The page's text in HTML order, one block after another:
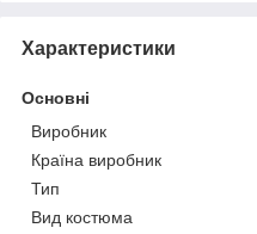
Характеристики
Основні
Виробник
Країна виробник
Тип
Вид костюма